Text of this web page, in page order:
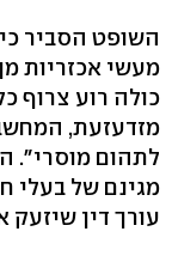
השופט הסביר
מעשי אכזריות
כולה רוע צרוף
מזדעזעת,
לתהום מוסרי".
מגינם של בעלי
עורך דין